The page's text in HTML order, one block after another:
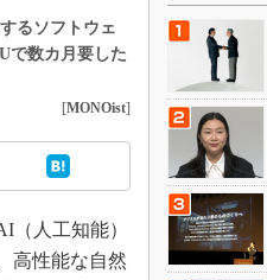
るソフトウェ
で数カ月要した
[MONOist]
人工知能）
高性能な自然